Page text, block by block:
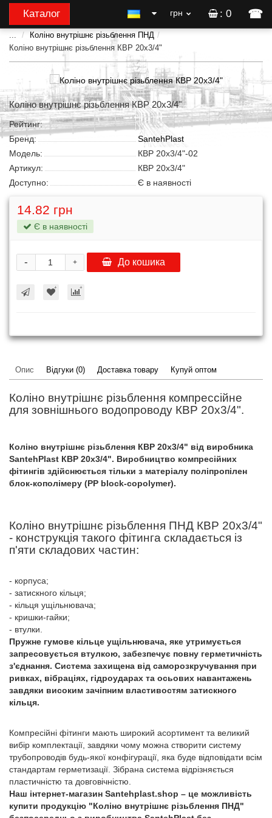
: 0 ☎
Каталог грн
...
Коліно внутрішнє різьблення ПНД
Коліно внутрішнє різьблення КВР 20x3/4"
Коліно внутрішнє різьблення КВР 20x3/4"
Рейтинг:
Бренд:
SantehPlast
Модель:
КВР 20x3/4"-02
Артикул:
КВР 20x3/4"
Доступно:
Є в наявності
14.82 грн
Є в наявності
+
- До кошика
Опис Відгуки (0) Доставка товару Купуй оптом
Коліно внутрішнє різьблення компрессійне
для зовнішнього водопроводу КВР 20x3/4".
Коліно внутрішнє різьблення КВР 20x3/4" від виробника
SantehPlast КВР 20x3/4". Виробництво компресійних
фітингів здійснюється тільки з матеріалу поліпропілен
блок-кополімеру (PP block-copolymer).
Коліно внутрішнє різьблення ПНД КВР 20x3/4"
- конструкція такого фітинга складається із
п'яти складових частин:
- корпуса;
- затискного кільця;
- кільця ущільнювача;
- кришки-гайки;
- втулки.
Пружне гумове кільце ущільнювача, яке утримується
запресовується втулкою, забезпечує повну герметичність
з'єднання. Система захищена від саморозкручування при
ривках, вібраціях, гідроударах та осьових навантажень
завдяки високим зачіпним властивостям затискного
кільця.
Компресійні фітинги мають широкий асортимент та великий
вибір комплектації, завдяки чому можна створити систему
трубопроводів будь-якої конфігурації, яка буде відповідати всім
стандартам герметизації. Зібрана система відрізняється
пластичністю та довговічністю.
Наш інтернет-магазин Santehplast.shop – це можливість
купити продукцію "Коліно внутрішнє різьблення ПНД"